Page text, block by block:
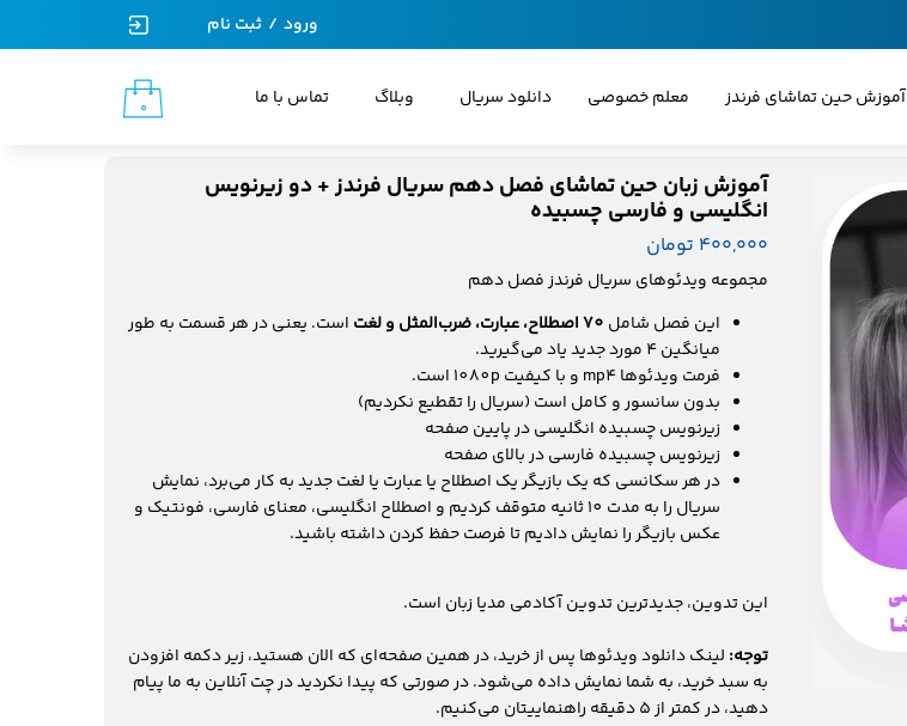
آموزش حین تماشای فرندز معلم خصوصی دانلود سریال وبلاگ تماس با ما ۰
ورود / ثبت نام
تغییر گذر واژه
آموزش زبان حین تماشای فصل دهم سریال فرندز + دو زیرنویس
انگلیسی و فارسی چسبیده
۴۰۰,۰۰۰ تومان
مجموعه ویدئوهای سریال فرندز فصل دهم
این فصل شامل 70 اصطلاح، عبارت، ضرب‌المثل و لغت
است. یعنی در هر قسمت به طور
میانگین 4 مورد جدید یاد می‌گیرید.
فرمت ویدئوها mp4 و با کیفیت 1080p است.
بدون سانسور و کامل است (سریال را تقطیع نکردیم)
زیرنویس چسبیده انگلیسی در پایین صفحه
زیرنویس چسبیده فارسی در بالای صفحه
در هر سکانسی که یک بازیگر یک اصطلاح یا عبارت یا لغت جدید به کار می‌برد، نمایش
سریال را به مدت 10 ثانیه متوقف کردیم و اصطلاح انگلیسی، معنای فارسی، فونتیک و
عکس بازیگر را نمایش دادیم تا فرصت حفظ کردن داشته باشید.
این تدوین، جدیدترین تدوین آکادمی مدیا زبان است.
توجه: لینک دانلود ویدئوها پس از خرید، در همین صفحه‌ای که الان هستید، زیر دکمه افزودن
به سبد خرید، به شما نمایش داده می‌شود. در صورتی که پیدا نکردید در چت آنلاین به ما پیام
دهید، در کمتر از 5 دقیقه راهنماییتان می‌کنیم.